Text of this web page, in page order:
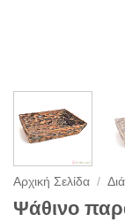
Αρχική Σελίδα /
Ψάθινο